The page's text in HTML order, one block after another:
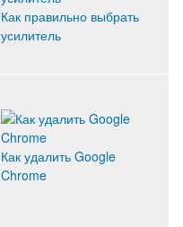
Как правильно выбрать
усилитель
Как удалить Google
Chrome